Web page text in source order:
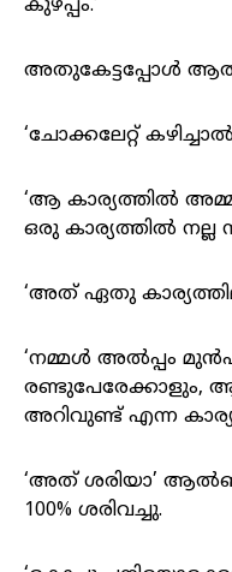
കുഴപ്പം.’
അതുകേട്ടപ്പോൾ
‘ചോക്കലേറ്റ്
‘ആ കാര്യത്തിൽ
ഒരു കാര്യത്തിൽ നല്ല
‘അത് ഏതു
‘നമ്മൾ അൽപ്പം
രണ്ടുപേരേക്കാളും,
അറിവുണ്ട് എന്ന
‘അത് ശരിയാ’
100% ശരിവച്ചു.